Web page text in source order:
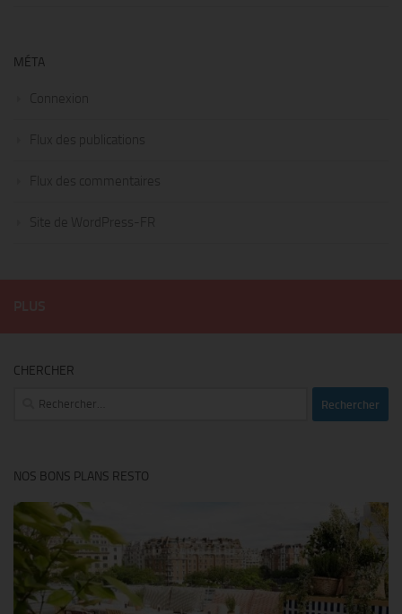
MÉTA
Connexion
Flux des publications
Flux des commentaires
Site de WordPress-FR
CHERCHER
Rechercher :
NOS BONS PLANS RESTO